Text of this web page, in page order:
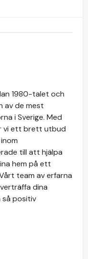
1980-talet och
av de mest
i Sverige. Med
vi ett brett utbud
till att hjälpa
hem på ett
team av erfarna
dina
så positiv